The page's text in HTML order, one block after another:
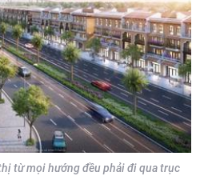
từ mọi hướng đều phải đi qua trục